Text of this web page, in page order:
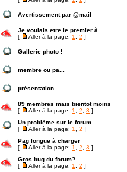
Avertissement par @mail
Je voulais etre le premier à....
[
Aller à la page: 1 2 ]
Gallerie photo !
membre ou pa...
présentation.
89 membres mais bientot moins
[
Aller à la page: 1 2 3 ]
Un problème sur le forum
[
Aller à la page: 1 2 ]
Pag longue à charger
[
Aller à la page: 1 2 3 ]
Gros bug du forum?
[
Aller à la page: 1 2 ]